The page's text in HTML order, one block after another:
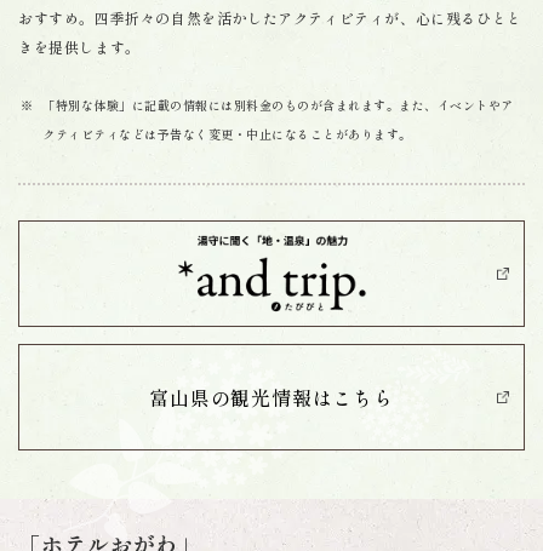
おすすめ。四季折々の自然を活かしたアクティビティが、心に残るひとと
きを提供します。
「特別な体験」に記載の情報には別料金のものが含まれます。また、イベントやア
クティビティなどは予告なく変更・中止になることがあります。
富山県の観光情報は こちら
「ホテルおがわ」